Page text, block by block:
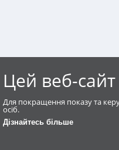
Цей веб-
Для покращення показу та
осіб.
Дізнайтесь більше